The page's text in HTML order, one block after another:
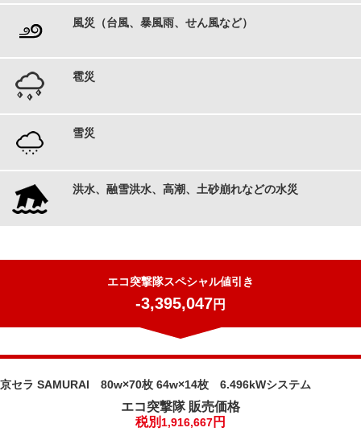
風災（台風、暴風雨、せん風など）
雹災
雪災
洪水、融雪洪水、高潮、土砂崩れなどの水災
エコ突撃隊スペシャル値引き
-3,395,047円
京セラ SAMURAI 80w×70枚 64w×14枚 6.496kWシステム
エコ突撃隊販売価格
税別 1,916,667円